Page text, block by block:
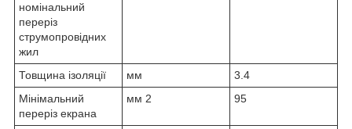
номінальний
переріз
струмопровідних
жил
Товщина ізоляції мм
3.4
Мінімальний
переріз екрана
мм 2 95